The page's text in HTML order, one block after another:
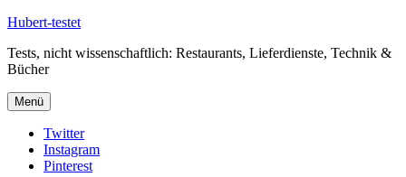
Hubert-testet
Tests, nicht wissenschaftlich: Restaurants, Lieferdienste, Technik &
Bücher
Menü
Twitter
Instagram
Pinterest